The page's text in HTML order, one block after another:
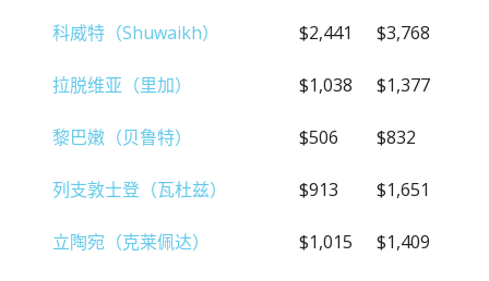
科威特（Shuwaikh） $2,441 $3,768
拉脱维亚（里加） $1,038 $1,377
黎巴嫩（贝鲁特） $506 $832
列支敦士登（瓦杜兹） $913 $1,651
立陶宛（克莱佩达） $1,015 $1,409